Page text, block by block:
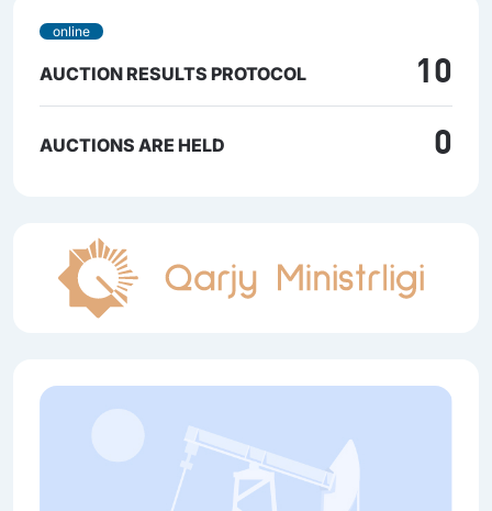
online
AUCTION RESULTS PROTOCOL 10
AUCTIONS ARE HELD 0